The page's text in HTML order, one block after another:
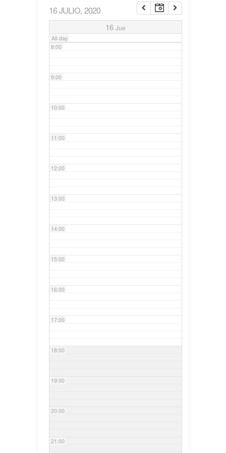
16 JULIO, 2020
16 Jue
All-day
7:00
8:00
9:00
10:00
11:00
12:00
13:00
14:00
15:00
16:00
17:00
18:00
19:00
20:00
21:00